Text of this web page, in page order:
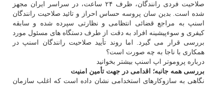
صلاحیت فردی رانندگان، ظرف ۲۴ ساعت، در سراسر ایران مجهز
شده است. بدین سان پروسه حساس احراز و تائید صلاحیت رانندگان
اسنپ به مراجع قضائی انتظامی و نظارتی سپرده شده و سابقه
كیفری و سوءپیشینه افراد به دقت از طرف دستگاه های مسئول مورد
بررسی قرار می گیرد. اما روند تأیید صلاحیت رانندگان اسنپ در
همكاری با ناجا به چه صورت است؟
درباره پروموتر اپ اسنپ بیشتر بخوانید
بررسی همه جانبه؛ اقدامی در جهت تأمین امنیت
نگاهی به سازوكارهای استخدامی نشان داده است كه اغلب سازمان